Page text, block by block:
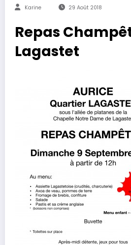
Karine 29 Août 2018
Repas
Lagastet